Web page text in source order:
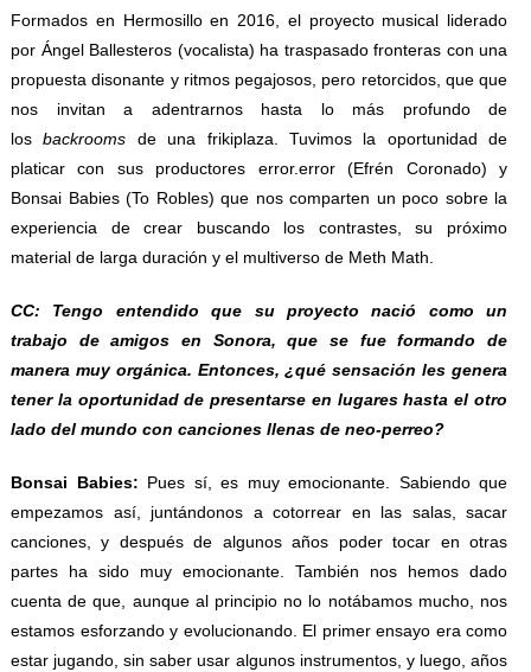
Formados en Hermosillo en 2016, el proyecto musical liderado
por Ángel Ballesteros (vocalista) ha traspasado fronteras con una
propuesta disonante y ritmos pegajosos, pero retorcidos, que que
nos invitan a adentrarnos hasta lo más profundo de
los backrooms de una frikiplaza. Tuvimos la oportunidad de
platicar con sus productores error.error (Efrén Coronado) y
Bonsai Babies (To Robles) que nos comparten un poco sobre la
experiencia de crear buscando los contrastes, su próximo
material de larga duración y el multiverso de Meth Math.
CC: Tengo entendido que su proyecto nació como un
trabajo de amigos en Sonora, que se fue formando de
manera muy orgánica. Entonces, ¿qué sensación les genera
tener la oportunidad de presentarse en lugares hasta el otro
lado del mundo con canciones llenas de neo-perreo?
Bonsai Babies: Pues sí, es muy emocionante. Sabiendo que
empezamos así, juntándonos a cotorrear en las salas, sacar
canciones, y después de algunos años poder tocar en otras
partes ha sido muy emocionante. También nos hemos dado
cuenta de que, aunque al principio no lo notábamos mucho, nos
estamos esforzando y evolucionando. El primer ensayo era como
estar jugando, sin saber usar algunos instrumentos, y luego, años